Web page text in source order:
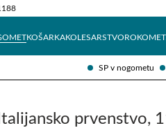
SP v nogometu
KOŠARKAKOLESARSTVOROKOMET
Tehnik
Italijansko prvenstvo,